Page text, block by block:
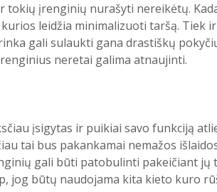
tokių įrenginių nurašyti nereikėtų.
leidžia minimalizuoti taršą. Tiek
gali sulaukti gana drastiškų
neretai galima atnaujinti.
įsigytas ir puikiai savo funkciją
tai bus pakankamai nemažos
gali būti patobulinti pakeičiant jų
jog būtų naudojama kita kieto kuro